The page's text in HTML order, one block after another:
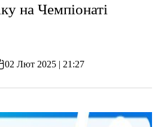
на Чемпіонаті
02 Лют 2025 | 21:27